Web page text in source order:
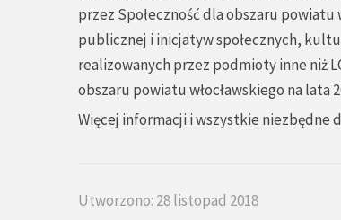
przez Społeczność dla obszaru
publicznej i inicjatyw społecznych,
realizowanych przez podmioty inne niż
obszaru powiatu włocławskiego na lata
Więcej informacji i wszystkie niezbędne
Utworzono: 28 listopad 2018